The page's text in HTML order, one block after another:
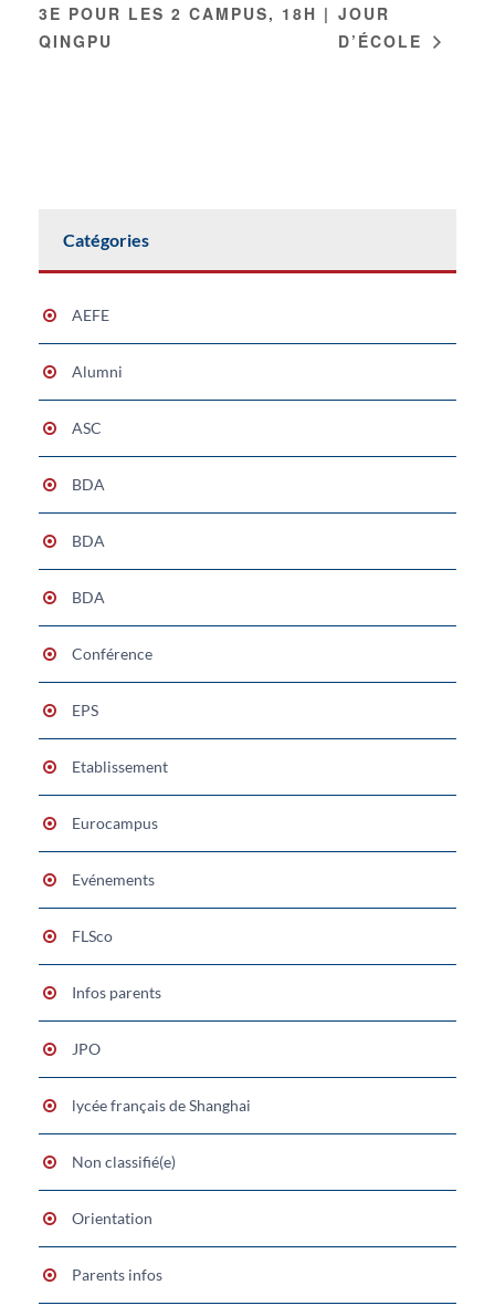
3E POUR LES 2 CAMPUS, 18H |
QINGPU
JOUR
D’ÉCOLE
Catégories
AEFE
Alumni
ASC
BDA
BDA
BDA
Conférence
EPS
Etablissement
Eurocampus
Evénements
FLSco
Infos parents
JPO
lycée français de Shanghai
Non classifié(e)
Orientation
Parents infos